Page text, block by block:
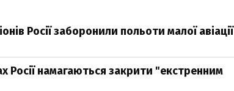
Росії заборонили польоти малої авіації
Росії намагаються закрити "екстренним